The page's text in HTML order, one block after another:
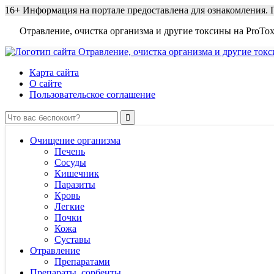
16+ Информация на портале предоставлена для
Отравление, очистка организма и другие токсины на
Карта сайта
О сайте
Пользовательское соглашение
Очищение организма
Печень
Сосуды
Кишечник
Паразиты
Кровь
Легкие
Почки
Кожа
Суставы
Отравление
Препаратами